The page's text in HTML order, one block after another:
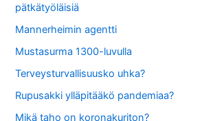
pätkätyöläisiä
Mannerheimin agentti
Mustasurma 1300-luvulla
Terveysturvallisuusko uhka?
Rupusakki ylläpitääkö pandemiaa?
Mikä taho on koronakuriton?